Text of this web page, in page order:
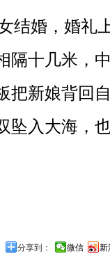
结婚，婚礼
隔十几米，
把新娘背回
坠入大海，
分享到： 微信 新